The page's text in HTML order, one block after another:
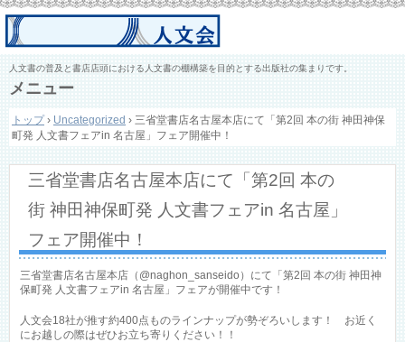
人文書の普及と書店店頭における人文書の棚構築を目的とする出版社の集まりです。
メニュー
ン
テ
ツ
トップ › Uncategorized › 三省堂書店名古屋本店にて「第2回 本の街 神田神保
町発 人文書フェアin 名古屋」フェア開催中！
三省堂書店名古屋本店にて「第2回 本の
街 神田神保町発 人文書フェアin 名古屋」
フェア開催中！
三省堂書店名古屋本店（@naghon_sanseido）にて「第2回 本の街 神田神
保町発 人文書フェアin 名古屋」フェアが開催中です！
人文会18社が推す約400点ものラインナップが勢ぞろいします！ お近く
にお越しの際はぜひお立ち寄りください！！